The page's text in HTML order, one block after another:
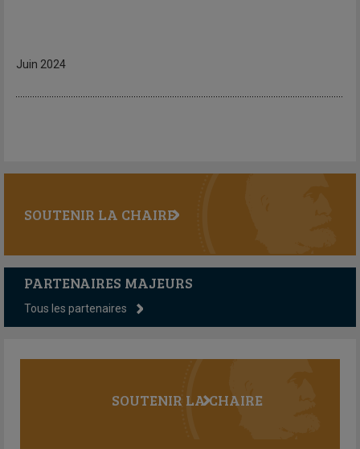
Juin 2024
SOUTENIR LA CHAIRE
PARTENAIRES MAJEURS
Tous les partenaires
SOUTENIR LA CHAIRE